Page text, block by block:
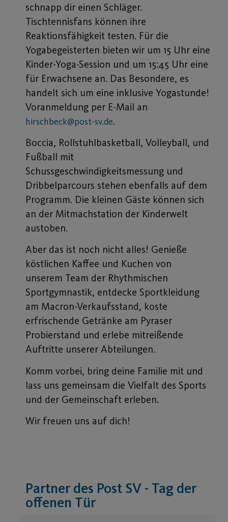
schnapp dir einen Schläger.
Tischtennisfans können ihre
Reaktionsfähigkeit testen. Für die
Yogabegeisterten bieten wir um 15 Uhr eine
Kinder-Yoga-Session und um 15:45 Uhr eine
für Erwachsene an. Das Besondere, es
handelt sich um eine inklusive Yogastunde!
Voranmeldung per E-Mail an
hirschbeck@post-sv.de.
Boccia, Rollstuhlbasketball, Volleyball, und
Fußball mit
Schussgeschwindigkeitsmessung und
Dribbelparcours stehen ebenfalls auf dem
Programm. Die kleinen Gäste können sich
an der Mitmachstation der Kinderwelt
austoben.
Aber das ist noch nicht alles! Genieße
köstlichen Kaffee und Kuchen von
unserem Team der Rhythmischen
Sportgymnastik, entdecke Sportkleidung
am Macron-Verkaufsstand, koste
erfrischende Getränke am Pyraser
Probierstand und erlebe mitreißende
Auftritte unserer Abteilungen.
Komm vorbei, bring deine Familie mit und
lass uns gemeinsam die Vielfalt des Sports
und der Gemeinschaft erleben.
Wir freuen uns auf dich!
Partner des Post SV - Tag der
offenen Tür